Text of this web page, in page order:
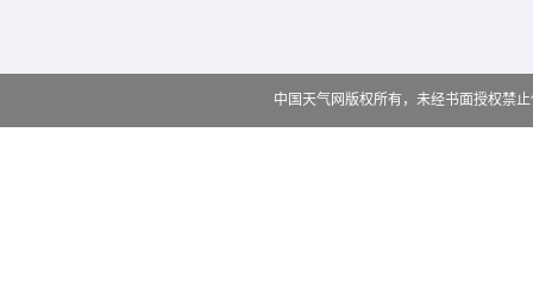
中国天气网版权所有，未经书面授权